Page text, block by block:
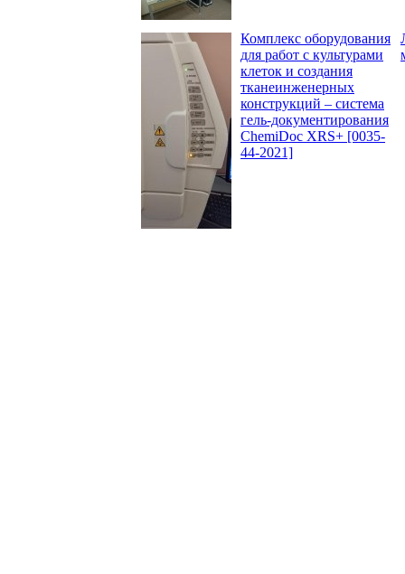
Комплекс оборудования
для работ с культурами
клеток и создания
тканеинженерных
конструкций – система
гель-документирования
ChemiDoc XRS+ [0035-
44-2021]